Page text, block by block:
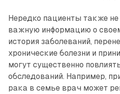
Нередко пациенты также
важную информацию о
история заболеваний,
хронические болезни и
могут существенно
обследований. Например,
рака в семье врач может